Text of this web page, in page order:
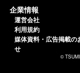
企業情報
運営会社
利用規約
媒体資料・広告掲載の
せ
©